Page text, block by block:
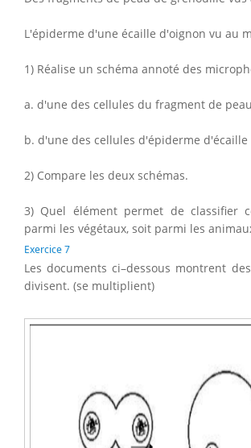
L'épiderme d'une écaille d'oignon vu au
1) Réalise un schéma annoté des
a. d'une des cellules du fragment de
b. d'une des cellules d'épiderme d'écaille
2) Compare les deux schémas.
3) Quel élément permet de classifier
parmi les végétaux, soit parmi les
Exercice 7
Les documents ci–dessous montrent
divisent. (se multiplient)